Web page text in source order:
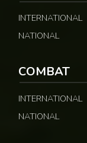
INTERNATIONAL
NATIONAL
COMBAT
INTERNATIONAL
NATIONAL